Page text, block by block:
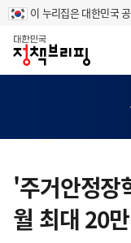
이 누리집은 대한민국
홈
텐
영
'주거안정
월 최대 20